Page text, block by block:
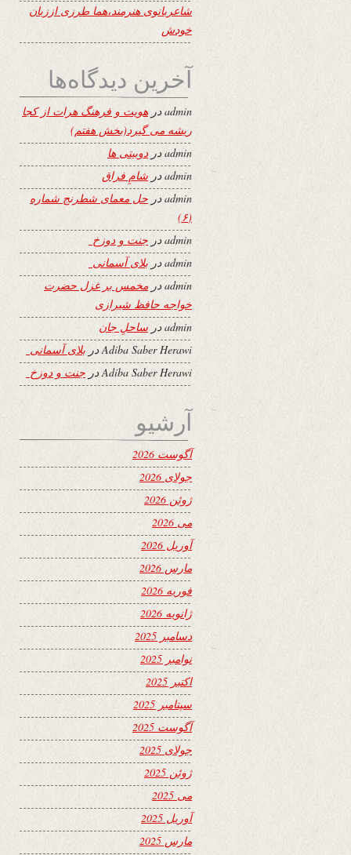
شاعربانوی هنرمند،هما طرزی اززبان
خودش
آخرین دیدگاه‌ها
adminدر هویت و فرهنگ هرات از کجا
ریشه می گیرد(بخش هفتم)
admin دردوبیتی ها
adminدر شامِ فراق
adminدر حل معمای شطرنج شماره
(۶)
adminدر جنت و دوزخ
adminدر بلای آسمانی
adminدر مخمس بر غزل حضرت
خواجه حافظ شیرازی
adminدر ساحلِ جان
Adiba Saber Herawiدر بلای آسمانی
Adiba Saber Herawiدر جنت و دوزخ
آرشیو
آگوست 2026
جولای 2026
ژوئن 2026
می 2026
آوریل 2026
مارس 2026
فوریه 2026
ژانویه 2026
دسامبر 2025
نوامبر 2025
اکتبر 2025
سپتامبر 2025
آگوست 2025
جولای 2025
ژوئن 2025
می 2025
آوریل 2025
مارس 2025